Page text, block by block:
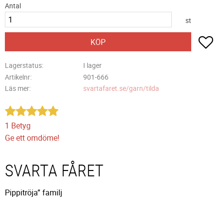
Antal
st
KÖP
Lagerstatus
I lager
Artikelnr
901-666
Läs mer
svartafaret.se/garn/tilda
1 Betyg
Ge ett omdöme!
SVARTA FÅRET
Pippitröja” familj